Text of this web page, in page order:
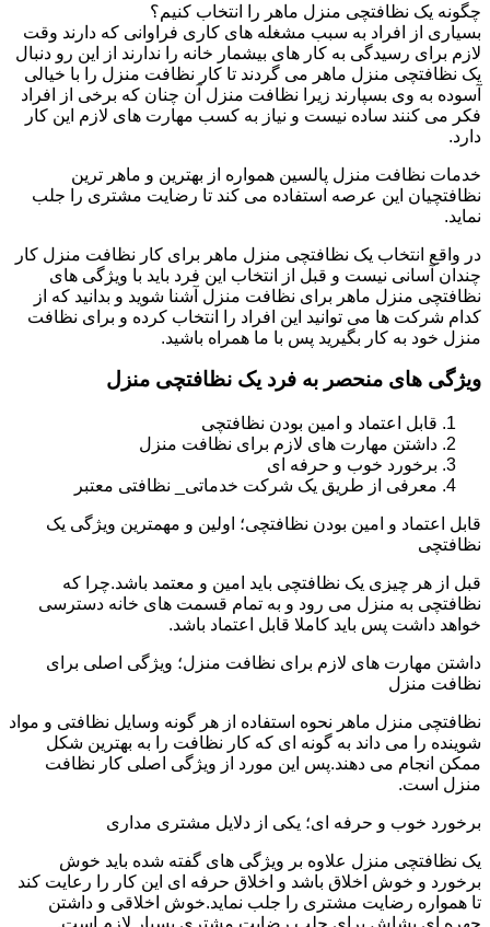
چگونه یک نظافتچی منزل ماهر را انتخاب کنیم؟
بسیاری از افراد به سبب مشغله های کاری فراوانی که دارند وقت
لازم برای رسیدگی به کار های بیشمار خانه را ندارند از این رو دنبال
یک نظافتچی منزل ماهر می گردند تا کار نظافت منزل را با خیالی
آسوده به وی بسپارند زیرا نظافت منزل آن چنان که برخی از افراد
فکر می کنند ساده نیست و نیاز به کسب مهارت های لازم این کار
دارد.
خدمات نظافت منزل پالسین همواره از بهترین و ماهر ترین
نظافتچیان این عرصه استفاده می کند تا رضایت مشتری را جلب
نماید.
در واقع انتخاب یک نظافتچی منزل ماهر برای کار نظافت منزل کار
چندان آسانی نیست و قبل از انتخاب این فرد باید با ویژگی های
نظافتچی منزل ماهر برای نظافت منزل آشنا شوید و بدانید که از
کدام شرکت ها می توانید این افراد را انتخاب کرده و برای نظافت
منزل خود به کار بگیرید پس با ما همراه باشید.
ویژگی های منحصر به فرد یک نظافتچی منزل
قابل اعتماد و امین بودن نظافتچی
داشتن مهارت های لازم برای نظافت منزل
برخورد خوب و حرفه ای
معرفی از طریق یک شرکت خدماتی_ نظافتی معتبر
قابل اعتماد و امین بودن نظافتچی؛ اولین و مهمترین ویژگی یک
نظافتچی
قبل از هر چیزی یک نظافتچی باید امین و معتمد باشد.چرا که
نظافتچی به منزل می رود و به تمام قسمت های خانه دسترسی
خواهد داشت پس باید کاملا قابل اعتماد باشد.
داشتن مهارت های لازم برای نظافت منزل؛ ویژگی اصلی برای
نظافت منزل
نظافتچی منزل ماهر نحوه استفاده از هر گونه وسایل نظافتی و مواد
شوینده را می داند به گونه ای که کار نظافت را به بهترین شکل
ممکن انجام می دهند.پس این مورد از ویژگی اصلی کار نظافت
منزل است.
برخورد خوب و حرفه ای؛ یکی از دلایل مشتری مداری
یک نظافتچی منزل علاوه بر ویژگی های گفته شده باید خوش
برخورد و خوش اخلاق باشد و اخلاق حرفه ای این کار را رعایت کند
تا همواره رضایت مشتری را جلب نماید.خوش اخلاقی و داشتن